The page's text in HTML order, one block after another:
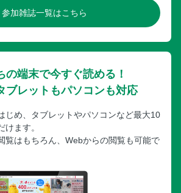
参加雑誌一覧はこちら
の端末で今すぐ読める！
ブレットもパソコンも対応
じめ、タブレットやパソコンなど最大10
けます。
覧はもちろん、Webからの閲覧も可能で